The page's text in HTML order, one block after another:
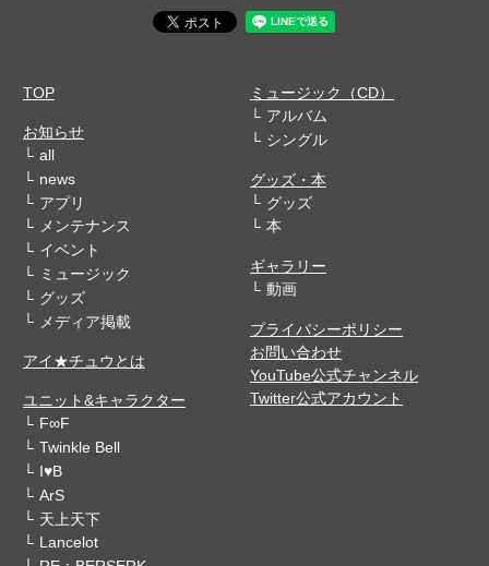
TOP
お知らせ
all
news
アプリ
メンテナンス
イベント
ミュージック
グッズ
メディア掲載
アイ★チュウとは
ユニット&キャラクター
F∞F
Twinkle Bell
I♥B
ArS
天上天下
Lancelot
ミュージック（CD）
アルバム
シングル
グッズ・本
グッズ
本
ギャラリー
動画
プライバシーポリシー
お問い合わせ
YouTube公式チャンネル
Twitter公式アカウント